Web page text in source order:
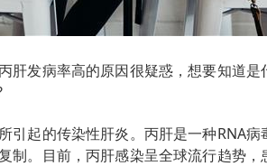
肝发病率高的原因很疑惑，想要知道
引起的传染性肝炎。丙肝是一种RNA
制。目前，丙肝感染呈全球流行趋势